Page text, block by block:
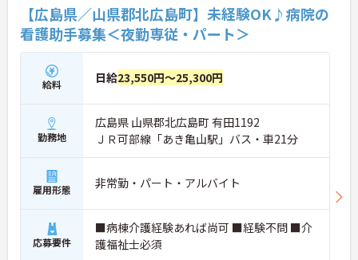
【広島県／山県郡北広島町】未経験OK♪病院の
看護助手募集＜夜勤専従・パート＞
給料 日給23,550円～25,300円
勤務地
広島県 山県郡北広島町 有田1192
ＪＲ可部線「あき亀山駅」バス・車21分
雇用形態 非常勤・パート・アルバイト
応募要件
■病棟介護経験あれば尚可 ■経験不問 ■介
護福祉士必須